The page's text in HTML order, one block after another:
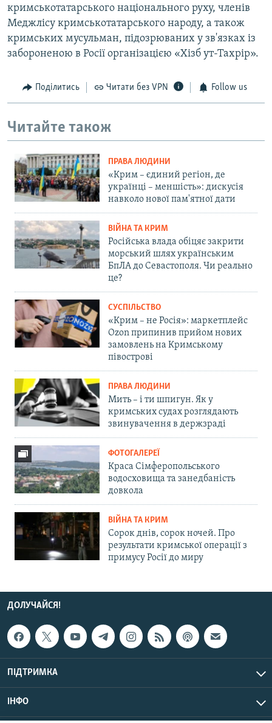
кримськотатарського національного руху, членів
Меджлісу кримськотатарського народу, а також
кримських мусульман, підозрюваних у зв'язках із
забороненою в Росії організацією «Хізб ут-Тахрір».
Поділитись Читати без VPN Follow us
Читайте також
ПРАВА ЛЮДИНИ
«Крим – єдиний регіон, де
українці – меншість»: дискусія
навколо нової пам'ятної дати
ВІЙНА ТА КРИМ
Російська влада обіцяє закрити
морський шлях українським
БпЛА до Севастополя. Чи реально
це?
СУСПІЛЬСТВО
«Крим – не Росія»: маркетплейс
Ozon припинив прийом нових
замовлень на Кримському
півострові
ПРАВА ЛЮДИНИ
Мить – і ти шпигун. Як у
кримських судах розглядають
звинувачення в держзраді
ФОТОГАЛЕРЕЇ
Краса Сімферопольського
водосховища та занедбаність
довкола
ВІЙНА ТА КРИМ
Сорок днів, сорок ночей. Про
результати кримської операції з
примусу Росії до миру
ДОЛУЧАЙСЯ!
ПІДТРИМКА
ІНФО